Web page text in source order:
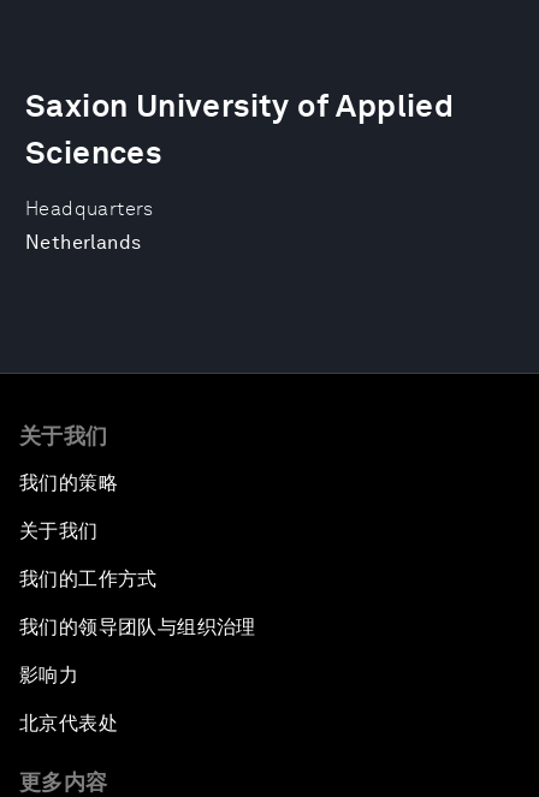
Headquarters
Netherlands
Saxion University of Applied
Sciences
关于我们
我们的策略
关于我们
我们的工作方式
我们的领导团队与组织治理
影响力
北京代表处
更多内容